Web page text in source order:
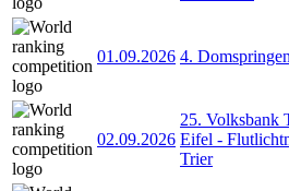
01.09.2026 4.
02.09.2026
25. Volksbank
Eifel -
Trier